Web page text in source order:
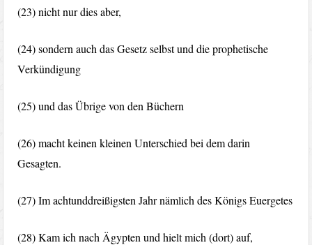
(23) nicht nur dies aber,
(24) sondern auch das Gesetz selbst und die prophetische
Verkündigung
(25) und das Übrige von den Büchern
(26) macht keinen kleinen Unterschied bei dem darin
Gesagten.
(27) Im achtunddreißigsten Jahr nämlich des Königs Euergetes
(28) Kam ich nach Ägypten und hielt mich (dort) auf,